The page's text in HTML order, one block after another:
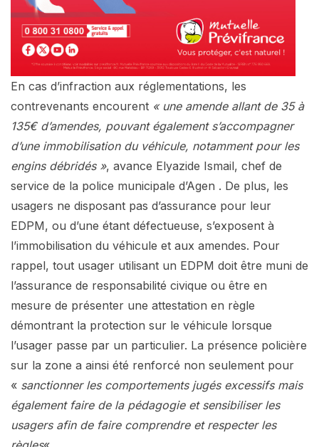
En cas d’infraction aux réglementations, les
contrevenants encourent « une amende allant de 35 à
135€ d’amendes, pouvant également s’accompagner
d’une immobilisation du véhicule, notamment pour les
engins débridés », avance Elyazide Ismail, chef de
service de la police municipale d’Agen . De plus, les
usagers ne disposant pas d’assurance pour leur
EDPM, ou d’une étant défectueuse, s’exposent à
l’immobilisation du véhicule et aux amendes. Pour
rappel, tout usager utilisant un EDPM doit être muni de
l’assurance de responsabilité civique ou être en
mesure de présenter une attestation en règle
démontrant la protection sur le véhicule lorsque
l’usager passe par un particulier. La présence policière
sur la zone a ainsi été renforcé non seulement pour
« sanctionner les comportements jugés excessifs mais
également faire de la pédagogie et sensibiliser les
usagers afin de faire comprendre et respecter les